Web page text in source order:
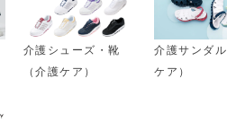
介護シューズ・靴
（介護ケア）
介護サンダ
ケア）